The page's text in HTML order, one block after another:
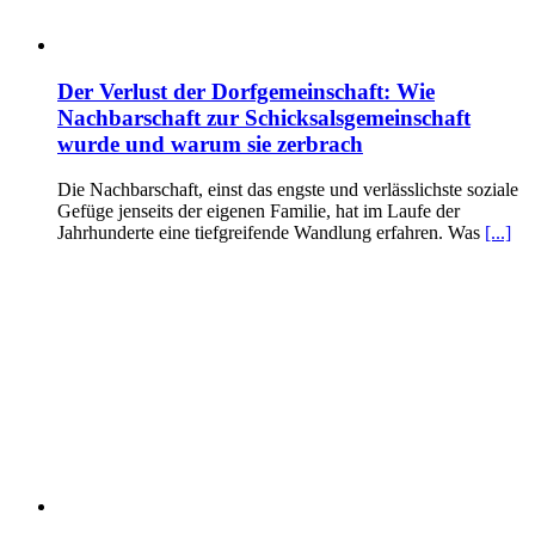
Der Verlust der Dorfgemeinschaft: Wie
Nachbarschaft zur Schicksalsgemeinschaft
wurde und warum sie zerbrach
Die Nachbarschaft, einst das engste und verlässlichste soziale
Gefüge jenseits der eigenen Familie, hat im Laufe der
Jahrhunderte eine tiefgreifende Wandlung erfahren. Was [...]